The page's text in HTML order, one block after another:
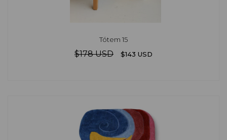
Tótem 15
$178 USD $143 USD